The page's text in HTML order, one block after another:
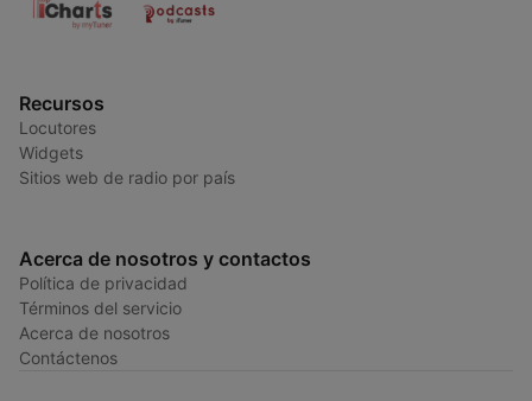
Recursos
Locutores
Widgets
Sitios web de radio por país
Acerca de nosotros y contactos
Política de privacidad
Términos del servicio
Acerca de nosotros
Contáctenos